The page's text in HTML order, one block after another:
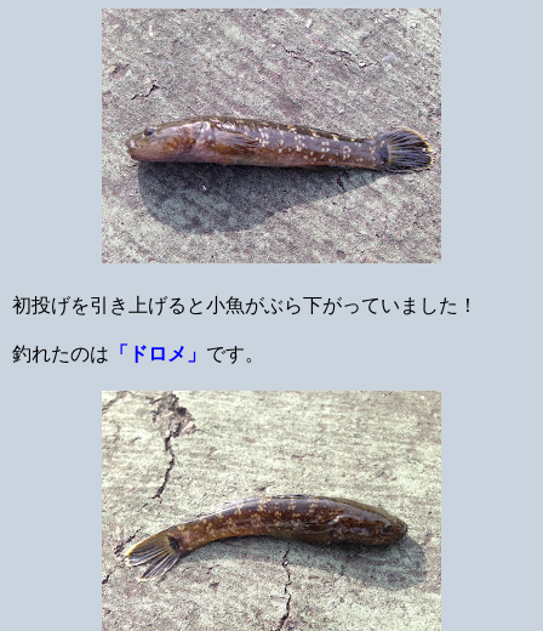
初投げを引き上げると小魚がぶら下がっていました！
釣れたのは 「ドロメ」 です。